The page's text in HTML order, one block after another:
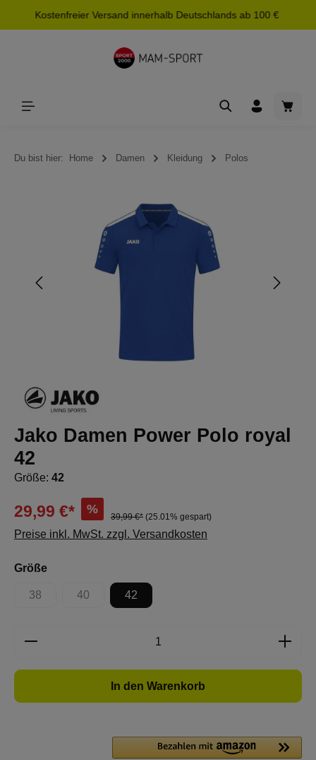
springen
Kostenfreier Versand innerhalb Deutschlands ab 100 €
Du bist hier: Home Damen Kleidung Polos
Bildergalerie überspringen
Jako Damen Power Polo royal
42
Größe: 42
29,99 €* %
39,99 €* (25.01% gespart)
Preise inkl. MwSt. zzgl. Versandkosten
Größeauswählen
38
(Diese Option ist zurzeit nicht verfügbar.)
40
(Diese Option ist zurzeit nicht verfügbar.)
42
Produkt Anzahl: Gib den gewünschten
In den Warenkorb